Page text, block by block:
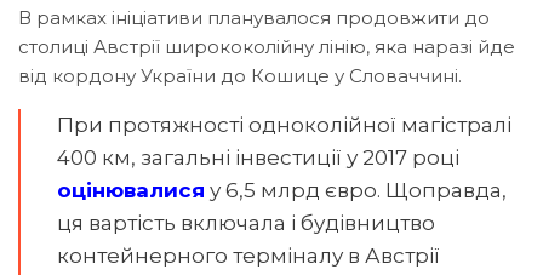
В рамках ініціативи планувалося продовжити до
столиці Австрії ширококолійну лінію, яка наразі йде
від кордону України до Кошице у Словаччині.
При протяжності одноколійної магістралі
400 км, загальні інвестиції у 2017 році
оцінювалися у 6,5 млрд євро. Щоправда,
ця вартість включала і будівництво
контейнерного терміналу в Австрії